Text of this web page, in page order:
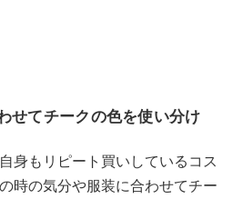
せてチークの色を使い分け
身もリピート買いしているコス
時の気分や服装に合わせてチー